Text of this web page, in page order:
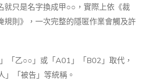
就只是名字換成甲○○，實際上依《裁
規則》，一次完整的隱匿作業會觸及許
「乙○○」或「A01」「B02」取代，
」「被告」等統稱。